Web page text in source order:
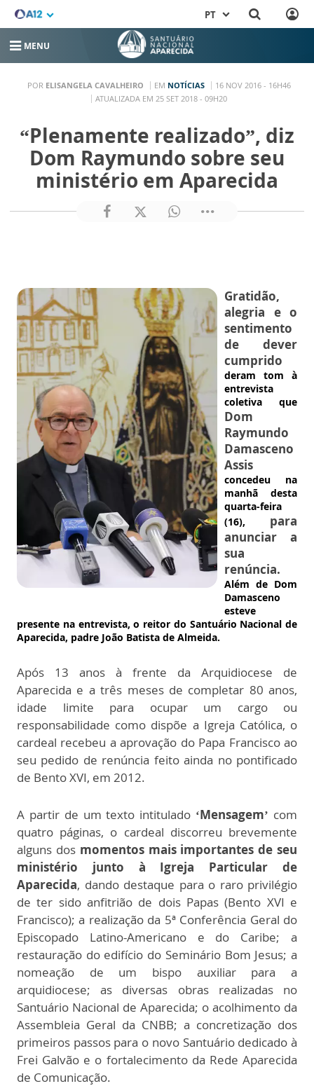
PT
MENU
POR ELISANGELA CAVALHEIRO EM NOTÍCIAS
16 NOV 2016 - 16H46
ATUALIZADA EM 25 SET 2018 - 09H20
“Plenamente realizado”, diz
Dom Raymundo sobre seu
ministério em Aparecida
Gratidão,
alegria e o
sentimento
de dever
cumprido
deram tom à
entrevista
coletiva que
Dom
Raymundo
Damasceno
Assis
concedeu na
manhã desta
quarta-feira
(16), para
anunciar a
sua
renúncia.
Além de Dom
Damasceno
esteve
presente na entrevista, o reitor do Santuário Nacional de
Aparecida, padre João Batista de Almeida.
Após 13 anos à frente da Arquidiocese de
Aparecida e a três meses de completar 80 anos,
idade limite para ocupar um cargo ou
responsabilidade como dispõe a Igreja Católica, o
cardeal recebeu a aprovação do Papa Francisco ao
seu pedido de renúncia feito ainda no pontificado
de Bento XVI, em 2012.
A partir de um texto intitulado ‘Mensagem’ com
quatro páginas, o cardeal discorreu brevemente
alguns dos momentos mais importantes de seu
ministério junto à Igreja Particular de
Aparecida, dando destaque para o raro privilégio
de ter sido anfitrião de dois Papas (Bento XVI e
Francisco); a realização da 5ª Conferência Geral do
Episcopado Latino-Americano e do Caribe; a
restauração do edifício do Seminário Bom Jesus; a
nomeação de um bispo auxiliar para a
arquidiocese; as diversas obras realizadas no
Santuário Nacional de Aparecida; o acolhimento da
Assembleia Geral da CNBB; a concretização dos
primeiros passos para o novo Santuário dedicado à
Frei Galvão e o fortalecimento da Rede Aparecida
de Comunicação.